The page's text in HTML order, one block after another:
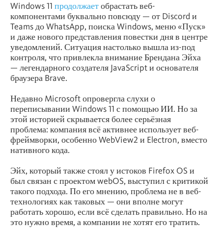
Windows 11 продолжаетобрастать веб-
компонентами буквально повсюду — от Discord и
Teams до WhatsApp, поиска Windows, меню «Пуск»
и даже нового представления повестки дня в центре
уведомлений. Ситуация настолько вышла из-под
контроля, что привлекла внимание Брендана Эйха
— легендарного создателя JavaScript и основателя
браузера Brave.
Недавно Microsoft опровергла слухи о
переписывании Windows 11 с помощью ИИ. Но за
этой историей скрывается более серьёзная
проблема: компания всё активнее использует веб-
фреймворки, особенно WebView2 и Electron, вместо
нативного кода.
Эйх, который также стоял у истоков Firefox OS и
был связан с проектом webOS, выступил с критикой
такого подхода. По его мнению, проблема не в веб-
технологиях как таковых — они вполне могут
работать хорошо, если всё сделать правильно. Но на
это нужно время, а компании не хотят его тратить.